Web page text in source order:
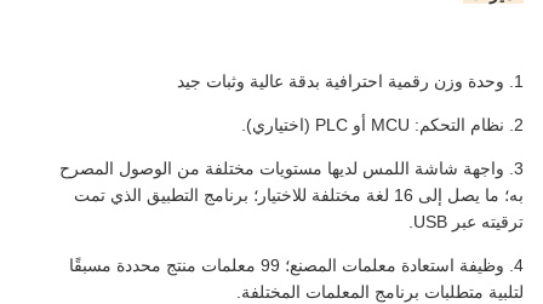
1. وحدة وزن رقمية احترافية بدقة عالية وثبات جيد
2. نظام التحكم: MCU أو PLC (اختياري).
3. واجهة شاشة اللمس لديها مستويات مختلفة من الوصول المصرح
به؛ ما يصل إلى 16 لغة مختلفة للاختيار؛ برنامج التطبيق الذي تمت
ترقيته عبر USB.
4. وظيفة استعادة معلمات المصنع؛ 99 معلمات منتج محددة مسبقًا
لتلبية متطلبات برنامج المعلمات المختلفة.